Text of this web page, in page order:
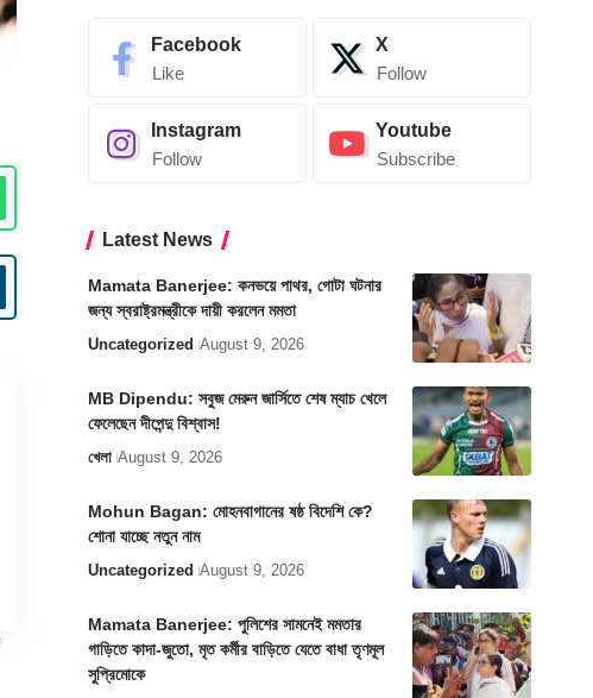
Facebook
Like
X
Follow
Instagram
Follow
Youtube
Subscribe
Latest News
Mamata Banerjee: কনভয়ে পাথর, গোটা ঘটনার
জন্য স্বরাষ্ট্রমন্ত্রীকে দায়ী করলেন মমতা
Uncategorized August 9, 2026
MB Dipendu: সবুজ মেরুন জার্সিতে শেষ ম্যাচ খেলে
ফেলেছেন দীপেন্দু বিশ্বাস!
খেলা August 9, 2026
Mohun Bagan: মোহনবাগানের ষষ্ঠ বিদেশি কে?
শোনা যাচ্ছে নতুন নাম
Uncategorized August 9, 2026
Mamata Banerjee: পুলিশের সামনেই মমতার
গাড়িতে কাদা-জুতো, মৃত কর্মীর বাড়িতে যেতে বাধা তৃণমূল
সুপ্রিমোকে